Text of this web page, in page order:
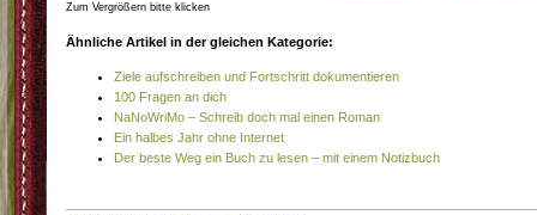
Zum Vergrößern bitte klicken
Ähnliche Artikel in der gleichen Kategorie:
Ziele aufschreiben und Fortschritt dokumentieren
100 Fragen an dich
NaNoWriMo – Schreib doch mal einen Roman
Ein halbes Jahr ohne Internet
Der beste Weg ein Buch zu lesen – mit einem Notizbuch